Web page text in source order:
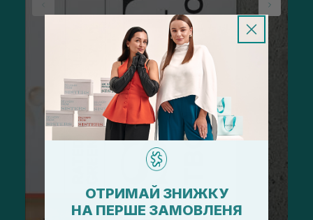
ОТРИМАЙ ЗНИЖКУ
НА ПЕРШЕ ЗАМОВЛЕНЯ